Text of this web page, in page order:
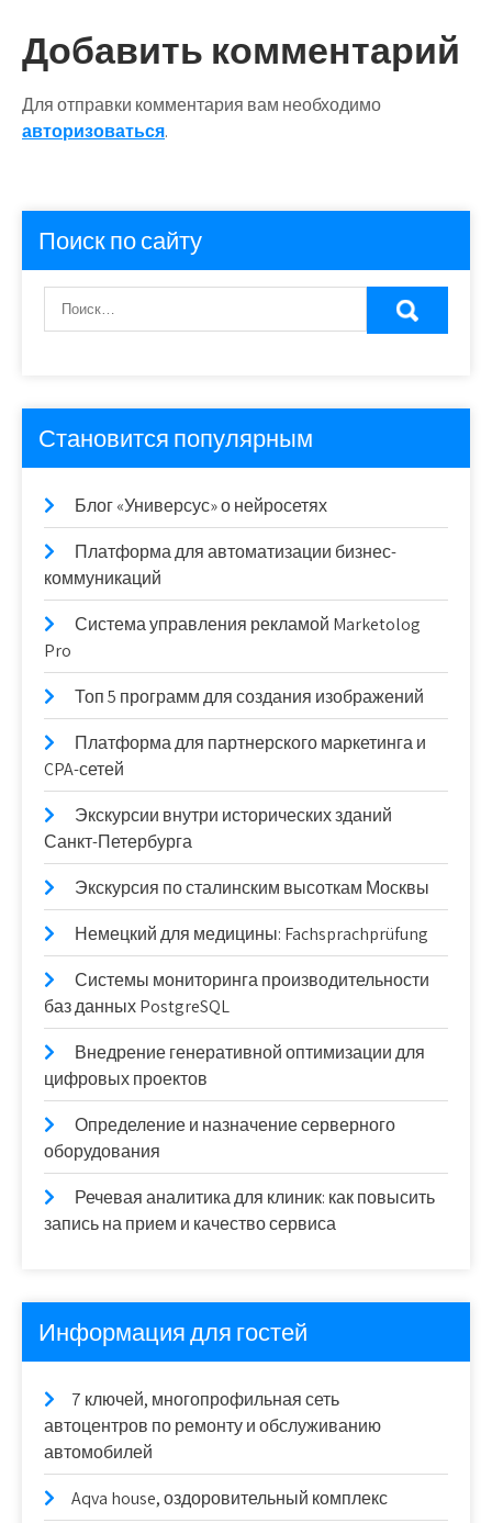
Добавить комментарий
Для отправки комментария вам необходимо
авторизоваться.
Поиск по сайту
Становится популярным
Блог «Универсус» о нейросетях
Платформа для автоматизации бизнес-
коммуникаций
Система управления рекламой Marketolog
Pro
Топ 5 программ для создания изображений
Платформа для партнерского маркетинга и
CPA-сетей
Экскурсии внутри исторических зданий
Санкт-Петербурга
Экскурсия по сталинским высоткам Москвы
Немецкий для медицины: Fachsprachprüfung
Системы мониторинга производительности
баз данных PostgreSQL
Внедрение генеративной оптимизации для
цифровых проектов
Определение и назначение серверного
оборудования
Речевая аналитика для клиник: как повысить
запись на прием и качество сервиса
Информация для гостей
7 ключей, многопрофильная сеть
автоцентров по ремонту и обслуживанию
автомобилей
Aqva house, оздоровительный комплекс